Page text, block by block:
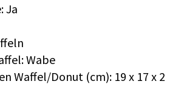
Ja
Wabe
Waffel/Donut (cm): 19 x 17 x 2